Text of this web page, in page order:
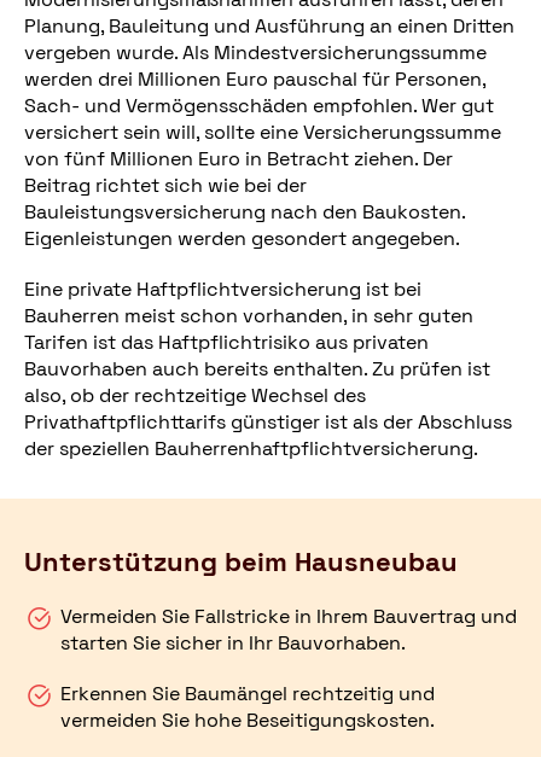
Planung, Bauleitung und Ausführung an einen Dritten
vergeben wurde. Als Mindestversicherungssumme
werden drei Millionen Euro pauschal für Personen,
Sach- und Vermögensschäden empfohlen. Wer gut
versichert sein will, sollte eine Versicherungssumme
von fünf Millionen Euro in Betracht ziehen. Der
Beitrag richtet sich wie bei der
Bauleistungsversicherung nach den Baukosten.
Eigenleistungen werden gesondert angegeben.
Eine private Haftpflichtversicherung ist bei
Bauherren meist schon vorhanden, in sehr guten
Tarifen ist das Haftpflichtrisiko aus privaten
Bauvorhaben auch bereits enthalten. Zu prüfen ist
also, ob der rechtzeitige Wechsel des
Privathaftpflichttarifs günstiger ist als der Abschluss
der speziellen Bauherrenhaftpflichtversicherung.
Unterstützung beim Hausneubau
Vermeiden Sie Fallstricke in Ihrem Bauvertrag und
starten Sie sicher in Ihr Bauvorhaben.
Erkennen Sie Baumängel rechtzeitig und
vermeiden Sie hohe Beseitigungskosten.